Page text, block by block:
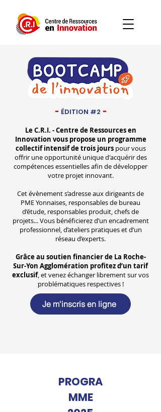
- ÉDITION #2 -
Le C.R.I. - Centre de Ressources en
Innovation vous propose un programme
collectif intensif de trois jourspour vous
offrir une opportunité unique d'acquérir des
compétences essentielles afin de développer
votre projet innovant.
Cet évènement s’adresse aux dirigeants de
PME Yonnaises, responsables de bureau
d’étude, responsables produit, chefs de
projets... Vous bénéficierez d’un encadrement
professionnel, d’ateliers pratiques et d’un
réseau d’experts.
Grâce au soutien financier de La Roche-
Sur-Yon Agglomération profitez d’un tarif
exclusif, et venez échanger librement sur vos
problématiques respectives !
Je m'inscris en ligne
PROGRA
MME